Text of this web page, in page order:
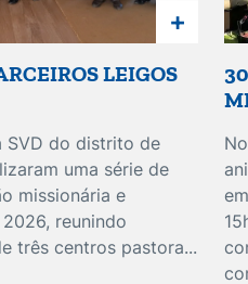
+
LEIGOS
SVD do distrito de
uma série de
missionária e
reunindo
três centros pastora...